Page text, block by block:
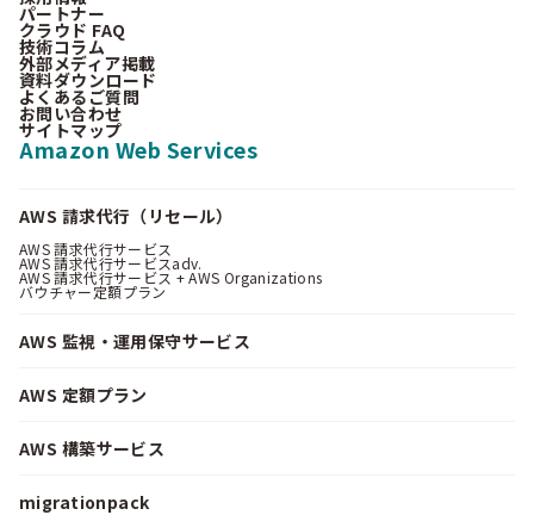
パートナー
クラウド FAQ
技術コラム
外部メディア掲載
資料ダウンロード
よくあるご質問
お問い合わせ
サイトマップ
Amazon Web Services
AWS 請求代行（リセール）
AWS 請求代行サービス
AWS 請求代行サービスadv.
AWS 請求代行サービス + AWS Organizations
バウチャー定額プラン
AWS 監視・運用保守サービス
AWS 定額プラン
AWS 構築サービス
migrationpack